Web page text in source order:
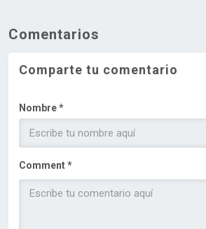
Comentarios
Comparte tu comentario
Nombre *
Comment *